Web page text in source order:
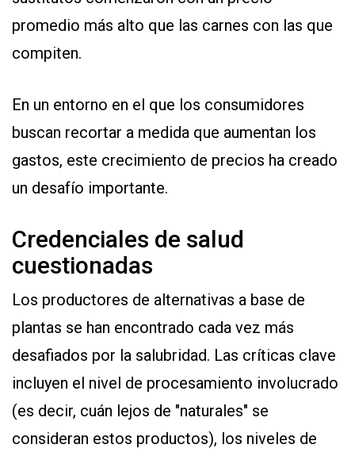
promedio más alto que las carnes con las que
compiten.
En un entorno en el que los consumidores
buscan recortar a medida que aumentan los
gastos, este crecimiento de precios ha creado
un desafío importante.
Credenciales de salud
cuestionadas
Los productores de alternativas a base de
plantas se han encontrado cada vez más
desafiados por la salubridad. Las críticas clave
incluyen el nivel de procesamiento involucrado
(es decir, cuán lejos de "naturales" se
consideran estos productos), los niveles de